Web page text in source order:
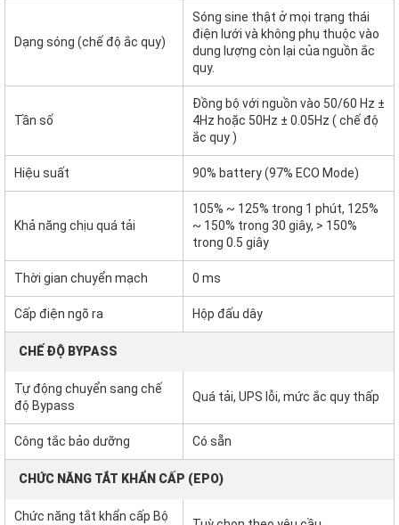
Dạng sóng (chế độ ắc quy)
Sóng sine thật ở mọi trạng thái
điện lưới và không phụ thuộc vào
dung lượng còn lại của nguồn ắc
quy.
Tần số
Đồng bộ với nguồn vào 50/60 Hz ±
4Hz hoặc 50Hz ± 0.05Hz ( chế độ
ắc quy )
Hiệu suất 90% battery (97% ECO Mode)
Khả năng chịu quá tải
105% ~ 125% trong 1 phút, 125%
~ 150% trong 30 giây, > 150%
trong 0.5 giây
Thời gian chuyển mạch 0 ms
Cấp điện ngõ ra Hộp đấu dây
CHẾ ĐỘ BYPASS
Tự động chuyển sang chế
độ Bypass
Quá tải, UPS lỗi, mức ắc quy thấp
Công tắc bảo dưỡng Có sẵn
CHỨC NĂNG TẮT KHẨN CẤP (EPO)
Chức năng tắt khẩn cấp Bộ